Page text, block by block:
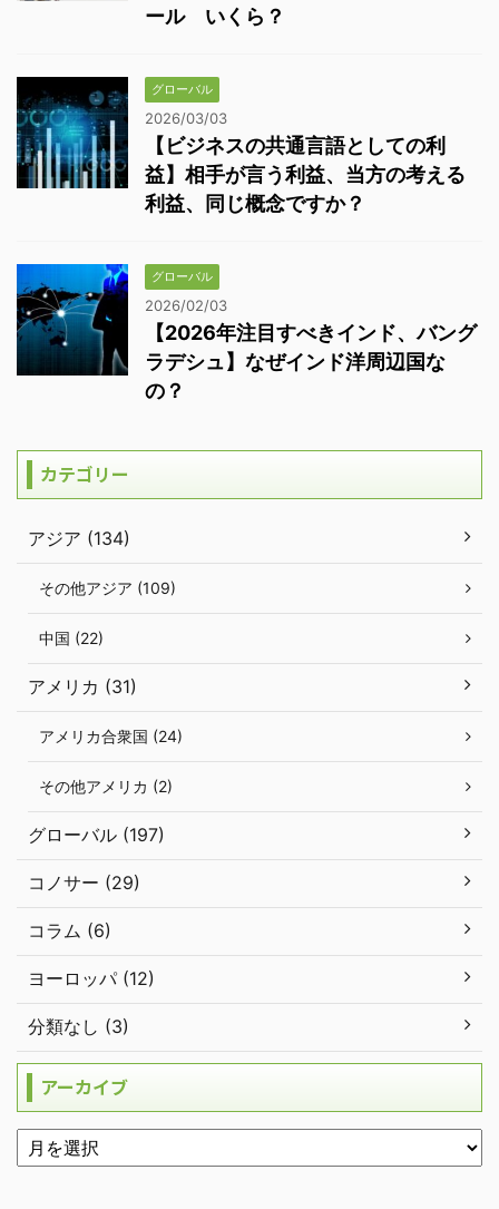
ール いくら？
グローバル
2026/03/03
【ビジネスの共通言語としての利
益】相手が言う利益、当方の考える
利益、同じ概念ですか？
グローバル
2026/02/03
【2026年注目すべきインド、バング
ラデシュ】なぜインド洋周辺国な
の？
カテゴリー
アジア (134)
その他アジア (109)
中国 (22)
アメリカ (31)
アメリカ合衆国 (24)
その他アメリカ (2)
グローバル (197)
コノサー (29)
コラム (6)
ヨーロッパ (12)
分類なし (3)
アーカイブ